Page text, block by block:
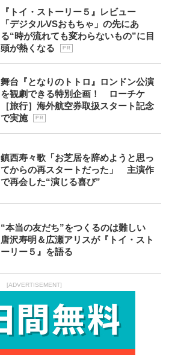
『トイ・ストーリー５』レビュー
「デジタルVSおもちゃ」の先にあ
る“時が流れても変わらないもの”に目
頭が熱くなる
P R
舞台『となりのトトロ』ロンドン公演
を観劇できる特別企画！ ローチケ
［旅行］海外航空券取扱スタート記念
で実施
P R
鎮西寿々歌「お芝居を辞めようと思っ
てからの再スタートだった」 主演作
で再会した“演じる喜び”
“本当の友だち”をつくるのは難しい
唐沢寿明＆広瀬アリスが『トイ・スト
ーリー５』を語る
[ADVERTISEMENT]